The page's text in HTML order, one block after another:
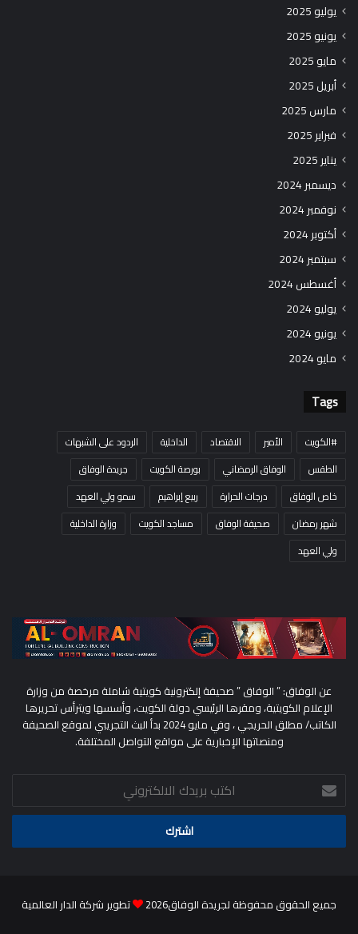
يوليو 2025
يونيو 2025
مايو 2025
أبريل 2025
مارس 2025
فبراير 2025
يناير 2025
ديسمبر 2024
نوفمبر 2024
أكتوبر 2024
سبتمبر 2024
أغسطس 2024
يوليو 2024
يونيو 2024
مايو 2024
Tags
#الكويت الأمير الاقتصاد الداخلية
الردود على الشبهات
الطقس
الوفاق الرمضاني بورصة الكويت
جريدة الوفاق
خاص الوفاق
درجات الحرارة ربيع إبراهيم
سمو ولي العهد
شهر رمضان
صحيفة الوفاق مساجد الكويت
وزارة الداخلية
ولي العهد
عن الوفاق: ” الوفاق ” صحيفة إلكترونية كويتية شاملة مرخصة من وزارة
الإعلام الكويتية، ومقرها الرئيسي دولة الكويت، وأسسها ويترأس تحريرها
الكاتب/ مطلق الحريجي ، وفي مايو 2024 بدأ البث التجريبي لموقع الصحيفة
ومنصاتها الإخبارية على مواقع التواصل المختلفة.
اكتب
بريدك
الالكتروني
جميع الحقوق محفوظة لجريدة الوفاق2026 تطوير شركة الدار العالمية